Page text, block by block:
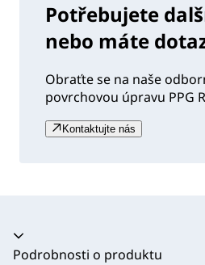
Potřebujete
nebo máte
Obraťte se na naše
povrchovou úpravu PPG
Kontaktujte nás
Akordeon se zhroutil
Podrobnosti o produktu